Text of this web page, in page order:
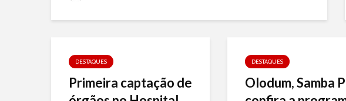
DESTAQUES
Primeira captação de
DESTAQUES
Olodum, Samba